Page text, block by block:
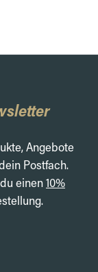
Angebote
Postfach.
einen10%